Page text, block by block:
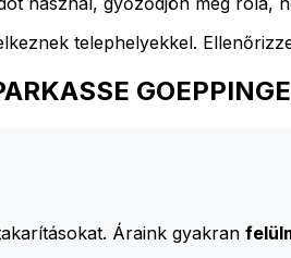
telephelyekkel.
Áraink gyakran